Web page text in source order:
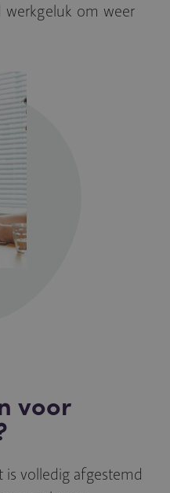
om weer
voor
is volledig afgestemd